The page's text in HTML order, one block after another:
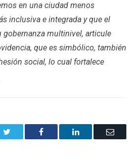
en una ciudad menos
inclusiva e integrada y que el
gobernanza multinivel, articule
que es simbólico, también
social, lo cual fortalece
Facebook LinkedIn Email